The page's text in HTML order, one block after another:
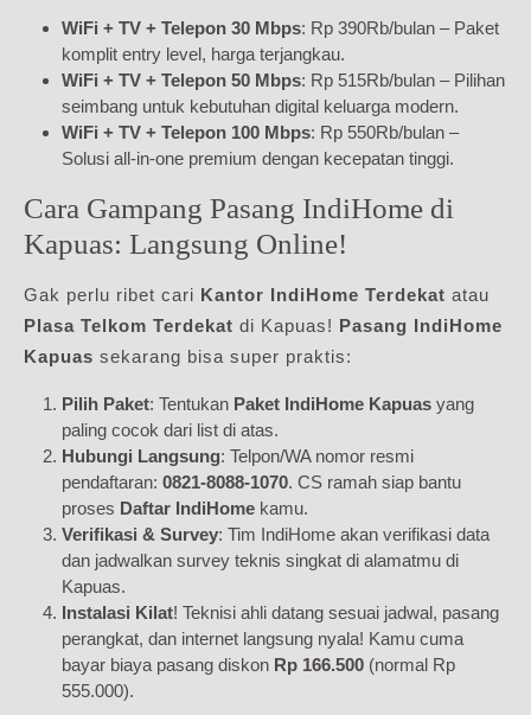
WiFi + TV + Telepon 30 Mbps: Rp 390Rb/bulan – Paket
komplit entry level, harga terjangkau.
WiFi + TV + Telepon 50 Mbps: Rp 515Rb/bulan – Pilihan
seimbang untuk kebutuhan digital keluarga modern.
WiFi + TV + Telepon 100 Mbps: Rp 550Rb/bulan –
Solusi all-in-one premium dengan kecepatan tinggi.
Cara Gampang Pasang IndiHome di
Kapuas: Langsung Online!
Gak perlu ribet cari Kantor IndiHome Terdekat atau
Plasa Telkom Terdekat di Kapuas! Pasang IndiHome
Kapuas sekarang bisa super praktis:
Pilih Paket: Tentukan Paket IndiHome Kapuas yang
paling cocok dari list di atas.
Hubungi Langsung: Telpon/WA nomor resmi
pendaftaran: 0821-8088-1070. CS ramah siap bantu
proses Daftar IndiHome kamu.
Verifikasi & Survey: Tim IndiHome akan verifikasi data
dan jadwalkan survey teknis singkat di alamatmu di
Kapuas.
Instalasi Kilat! Teknisi ahli datang sesuai jadwal, pasang
perangkat, dan internet langsung nyala! Kamu cuma
bayar biaya pasang diskon Rp 166.500 (normal Rp
555.000).